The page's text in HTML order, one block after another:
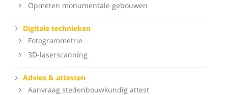
Opmeten monumentale gebouwen
Digitale technieken
Fotogrammetrie
3D-laserscanning
Advies & attesten
Aanvraag stedenbouwkundig attest